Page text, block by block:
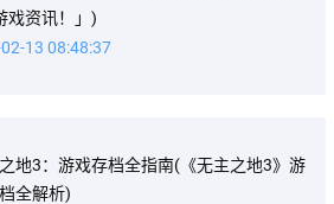
戏资讯！」)
13 08:48:37
地3：游戏存档全指南(《无主之地3》游
全解析)